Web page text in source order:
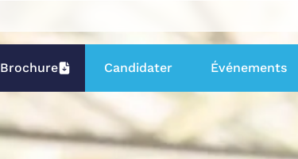
Brochure Candidater Événements